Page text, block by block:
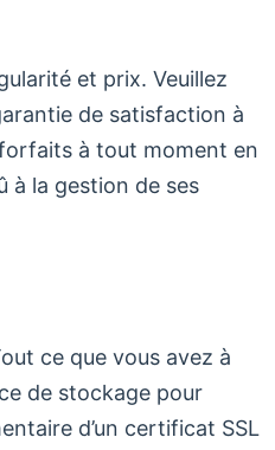
et prix. Veuillez
de satisfaction à
forfaits à tout moment en
à la gestion de ses
ce que vous avez à
de stockage pour
d’un certificat SSL